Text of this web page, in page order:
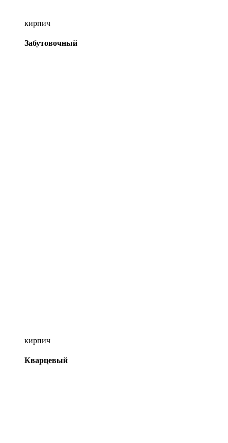
кирпич
Забутовочный
кирпич
Кварцевый